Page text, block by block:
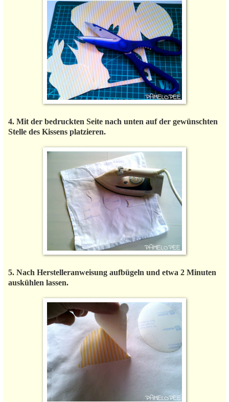
4. Mit der bedruckten Seite nach unten auf der gewünschten
Stelle des Kissens platzieren.
5. Nach Herstelleranweisung aufbügeln und etwa 2 Minuten
auskühlen lassen.